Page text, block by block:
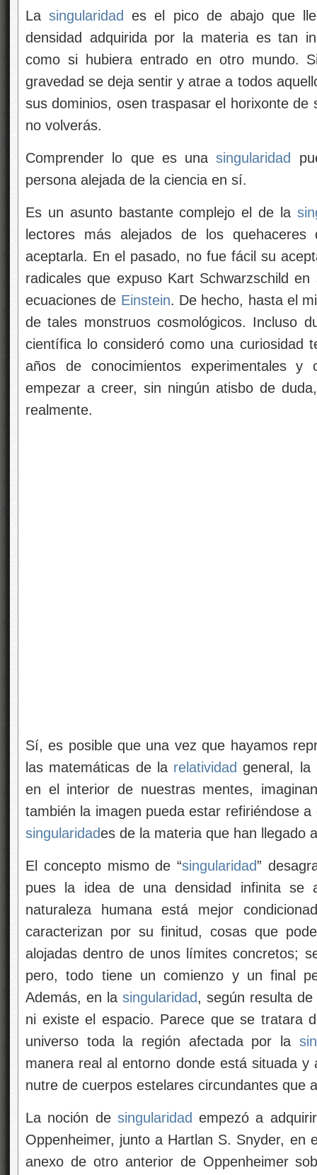
Lasingularidad
es el pico de abajo que
densidad adquirida por la materia es tan
como si hubiera entrado en otro mundo.
gravedad se deja sentir y atrae a todos
sus dominios, osen traspasar el horixonte
no volverás.
Comprender lo que es unasingularidad
persona alejada de la ciencia en sí.
Es un asunto bastante complejo el de la
lectores más alejados de los
aceptarla. En el pasado, no fue fácil su
radicales que expuso Kart Schwarzschild
ecuaciones de Einstein. De hecho, hasta el
de tales monstruos cosmológicos. Incluso
científica lo consideró como una curiosidad
años de conocimientos experimentales y
empezar a creer, sin ningún atisbo de
realmente.
Sí, es posible que una vez que hayamos
las matemáticas de la relatividad general, la
en el interior de nuestras mentes,
también la imagen pueda estar refiriéndose
singularidades de la materia que han llegado
El concepto mismo de “singularidad”
pues la idea de una densidad infinita se
naturaleza humana está mejor
caracterizan por su finitud, cosas que
alojadas dentro de unos límites concretos;
pero, todo tiene un comienzo y un final
Además, en la singularidad, según resulta
ni existe el espacio. Parece que se tratara
universo toda la región afectada por la
manera real al entorno donde está situada
nutre de cuerpos estelares circundantes que
La noción de singularidad empezó a
Oppenheimer, junto a Hartlan S. Snyder, en
anexo de otro anterior de Oppenheimer